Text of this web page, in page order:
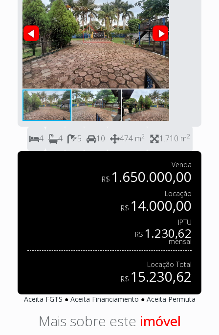
4 4 5 10 474 m2 1.710 m2
Venda
R$ 1.650.000,00
Locação
R$ 14.000,00
IPTU
R$ 1.230,62
mensal
Locação Total
R$ 15.230,62
Aceita FGTS ● Aceita Financiamento ● Aceita Permuta
Mais sobre este